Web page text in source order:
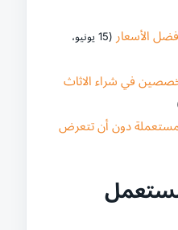
الأسعار
(15 يونيو،
في شراء الاثاث
دون أن تتعرض